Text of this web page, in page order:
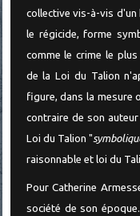
collective vis-à-vis d'un
le régicide, forme
comme le crime le
de la Loi du Talion
figure, dans la mesure
contraire de son
Loi du Talion "
raisonnable et loi du
Pour Catherine
société de son